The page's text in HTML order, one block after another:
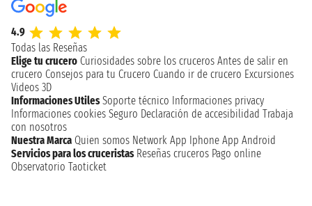
4.9
Todas las Reseñas
Elige tu crucero Curiosidades sobre los cruceros Antes de salir en
crucero Consejos para tu Crucero Cuando ir de crucero Excursiones
Videos 3D
Informaciones Utiles Soporte técnico Informaciones privacy
Informaciones cookies Seguro Declaración de accesibilidad Trabaja
con nosotros
Nuestra Marca Quien somos Network App Iphone App Android
Servicios para los cruceristas Reseñas cruceros Pago online
Observatorio Taoticket